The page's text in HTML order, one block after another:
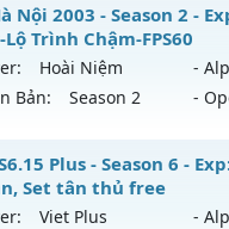
loại: Mu Custom thêm
CheatGuard
phẩm SS6 2026 -
mới ra tháng 08 2026
9999x - Drop: 90%
loại: Mu Bán Đồ Full
Nội 2003 - Season 2 -
Trình Chậm-FPS60
Hoài Niệm -
Bản:
Season 2 -
Hà Nội 2003 - Nguyên
mới ra tháng 07 2026
Plus - Season 6 -
Set tân thủ free
Viet Plus -